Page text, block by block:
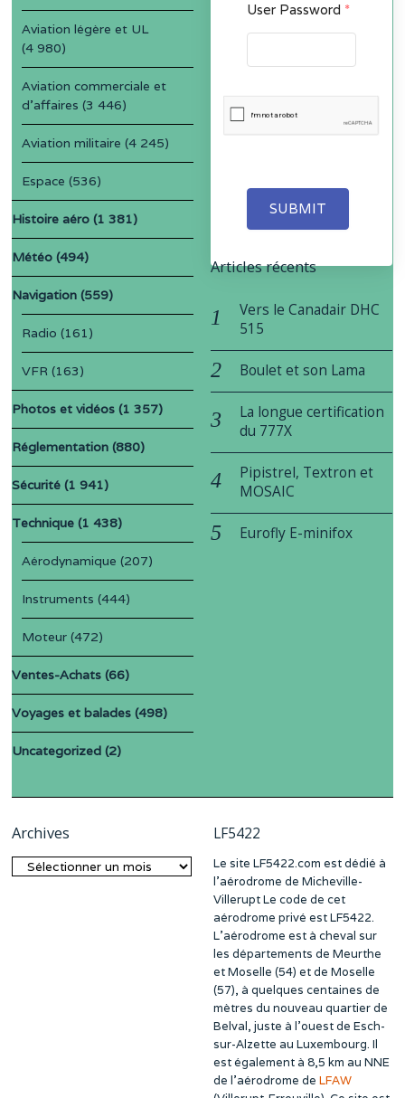
User Password *
SUBMIT
Aviation légère et UL
(4 980)
Aviation commerciale et
d'affaires (3 446)
Aviation militaire (4 245)
Espace (536)
Histoire aéro (1 381)
Météo (494)
Navigation (559)
Radio (161)
VFR (163)
Photos et vidéos (1 357)
Réglementation (880)
Sécurité (1 941)
Technique (1 438)
Aérodynamique (207)
Instruments (444)
Moteur (472)
Ventes-Achats (66)
Voyages et balades (498)
Uncategorized (2)
Articles récents
Vers le Canadair DHC
515
Boulet et son Lama
La longue certification
du 777X
Pipistrel, Textron et
MOSAIC
Eurofly E-minifox
Archives
Archives
LF5422
Le site LF5422.com est dédié à
l’aérodrome de Micheville-
Villerupt Le code de cet
aérodrome privé est LF5422.
L’aérodrome est à cheval sur
les départements de Meurthe
et Moselle (54) et de Moselle
(57), à quelques centaines de
mètres du nouveau quartier de
Belval, juste à l’ouest de Esch-
sur-Alzette au Luxembourg. Il
est également à 8,5 km au NNE
de l’aérodrome de LFAW